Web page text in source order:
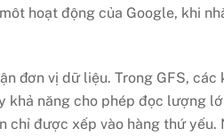
hoạt động của Google, khi
đơn vị dữ liệu. Trong GFS,
khả năng cho phép đọc lượng
được xếp vào hàng thứ yếu.